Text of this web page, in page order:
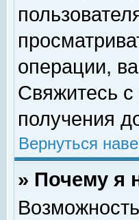
операции,
Свяжитесь
получения
Вернуться
» Почему я